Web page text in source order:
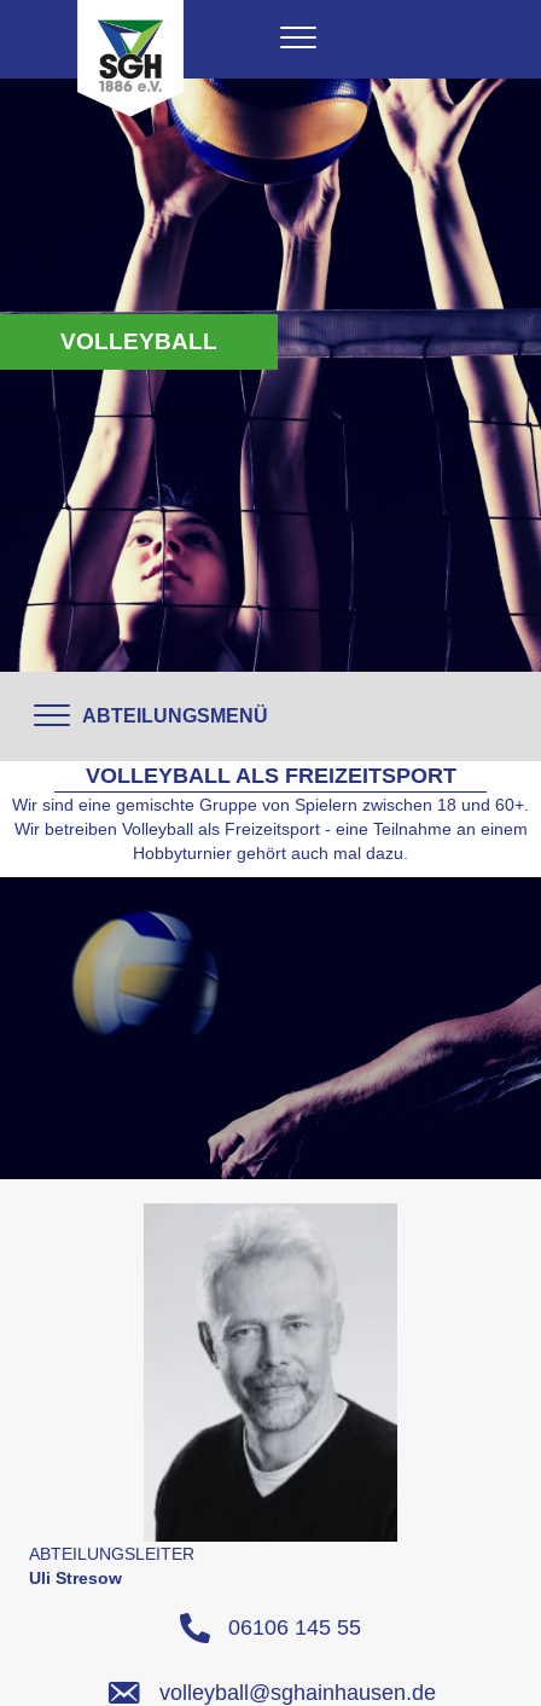
VOLLEYBALL
ABTEILUNGSMENÜ
VOLLEYBALL ALS FREIZEITSPORT
Wir sind eine gemischte Gruppe von Spielern zwischen 18 und 60+.
Wir betreiben Volleyball als Freizeitsport - eine Teilnahme an einem
Hobbyturnier gehört auch mal dazu.
ABTEILUNGSLEITER
Uli Stresow
06106 145 55
volleyball@sghainhausen.de